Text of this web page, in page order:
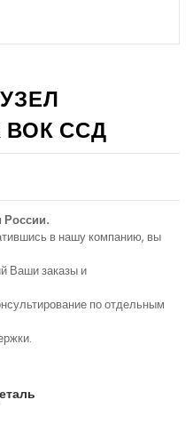
ВОК ССД
России.
в нашу компанию, вы
Ваши заказы и
по отдельным